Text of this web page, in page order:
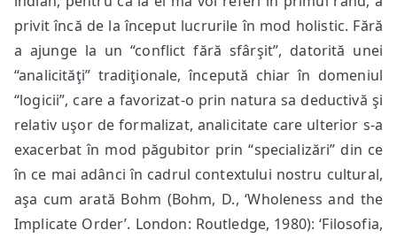
privit încă de la început lucrurile în mod holistic. Fără
a ajunge la un “conflict fără sfârşit”, datorită unei
“analicităţi” tradiţionale, începută chiar în domeniul
“logicii”, care a favorizat-o prin natura sa deductivă şi
relativ uşor de formalizat, analicitate care ulterior s-a
exacerbat în mod păgubitor prin “specializări” din ce
în ce mai adânci în cadrul contextului nostru cultural,
aşa cum arată Bohm (Bohm, D., ‘Wholeness and the
Implicate Order’. London: Routledge, 1980): ‘Filosofia,